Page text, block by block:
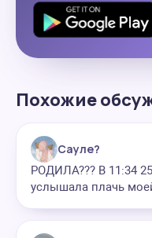
Похожие
Сауле?
РОДИЛА??? В 11:34
услышала плачь